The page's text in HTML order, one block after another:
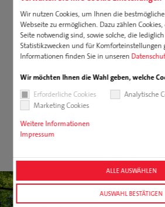
Wir nutzen Cookies, um Ihnen die
Webseite zu ermöglichen. Dazu zählen
Seite notwendig sind, sowie solche, die
Statistikzwecken und für Komforteinstellungen
Informationen finden Sie in unseren
Wir möchten Ihnen die Wahl geben, welche
Erforderliche Cookies
Analytische
Marketing Cookies
Weitere Informationen
Impressum
ALLE AUSWÄHLEN
AUSWAHL BESTÄTIGEN
Herzen. So ist Nachhaltigkeit ein
Unternehmensstrategie. Bei all unseren
Verpackungen, Werbemittel,
Maschinenbau geht es uns darum, die
erhöhen, Ressourcen zu schonen und
Unsere Anstrengungen wachsen
Die neue EU-